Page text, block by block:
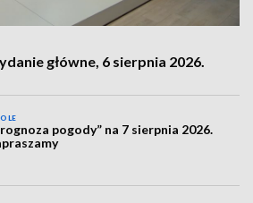
główne, 6 sierpnia 2026.
pogody” na 7 sierpnia 2026.